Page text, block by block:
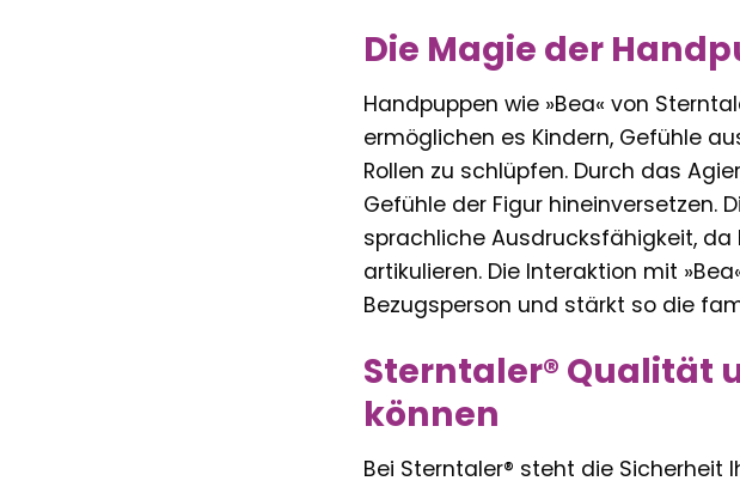
Die Magie der
Handpuppen wie »Bea« von
ermöglichen es Kindern, Gefühle
Rollen zu schlüpfen. Durch das
Gefühle der Figur hineinversetzen.
sprachliche Ausdrucksfähigkeit, da
artikulieren. Die Interaktion mit
Bezugsperson und stärkt so die
Sterntaler® Qualität
können
Bei Sterntaler® steht die Sicherheit